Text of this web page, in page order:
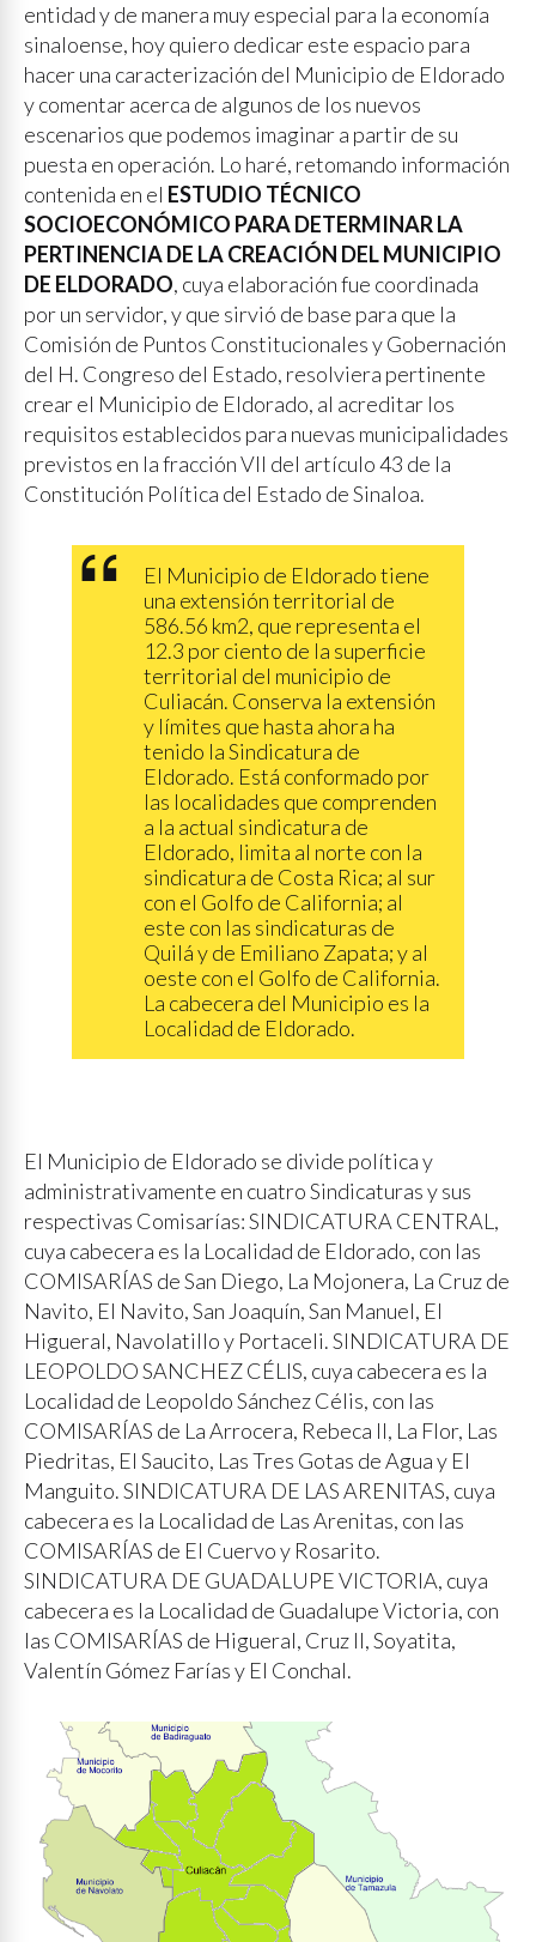
entidad y de manera muy especial para la economía
sinaloense, hoy quiero dedicar este espacio para
hacer una caracterización del Municipio de Eldorado
y comentar acerca de algunos de los nuevos
escenarios que podemos imaginar a partir de su
puesta en operación. Lo haré, retomando información
contenida en el ESTUDIO TÉCNICO
SOCIOECONÓMICO PARA DETERMINAR LA
PERTINENCIA DE LA CREACIÓN DEL MUNICIPIO
DE ELDORADO, cuya elaboración fue coordinada
por un servidor, y que sirvió de base para que la
Comisión de Puntos Constitucionales y Gobernación
del H. Congreso del Estado, resolviera pertinente
crear el Municipio de Eldorado, al acreditar los
requisitos establecidos para nuevas municipalidades
previstos en la fracción VIl del artículo 43 de la
Constitución Política del Estado de Sinaloa.
El Municipio de Eldorado tiene
una extensión territorial de
586.56 km2, que representa el
12.3 por ciento de la superficie
territorial del municipio de
Culiacán. Conserva la extensión
y límites que hasta ahora ha
tenido la Sindicatura de
Eldorado. Está conformado por
las localidades que comprenden
a la actual sindicatura de
Eldorado, limita al norte con la
sindicatura de Costa Rica; al sur
con el Golfo de California; al
este con las sindicaturas de
Quilá y de Emiliano Zapata; y al
oeste con el Golfo de California.
La cabecera del Municipio es la
Localidad de Eldorado.
El Municipio de Eldorado se divide política y
administrativamente en cuatro Sindicaturas y sus
respectivas Comisarías: SINDICATURA CENTRAL,
cuya cabecera es la Localidad de Eldorado, con las
COMISARÍAS de San Diego, La Mojonera, La Cruz de
Navito, El Navito, San Joaquín, San Manuel, El
Higueral, Navolatillo y Portaceli. SINDICATURA DE
LEOPOLDO SANCHEZ CÉLIS, cuya cabecera es la
Localidad de Leopoldo Sánchez Célis, con las
COMISARÍAS de La Arrocera, Rebeca II, La Flor, Las
Piedritas, El Saucito, Las Tres Gotas de Agua y El
Manguito. SINDICATURA DE LAS ARENITAS, cuya
cabecera es la Localidad de Las Arenitas, con las
COMISARÍAS de El Cuervo y Rosarito.
SINDICATURA DE GUADALUPE VICTORIA, cuya
cabecera es la Localidad de Guadalupe Victoria, con
las COMISARÍAS de Higueral, Cruz II, Soyatita,
Valentín Gómez Farías y El Conchal.